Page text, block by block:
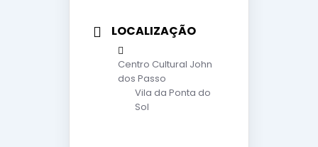
LOCALIZAÇÃO
Centro Cultural John
dos Passo
Vila da Ponta do
Sol